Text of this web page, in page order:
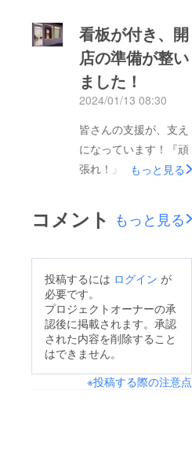
看板が付き、開
店の準備が整い
ました！
2024/01/13 08:30
皆さんの支援が、支え
になっています！『頑
張れ！』『応援して
ながら、何とか、開店
の準備を終えれまし
じることもありました
が、応援や支援がある
から、もう少し頑張
ろ！と、思ました！実
だ、全然ダメだっ
もっと見る
コメント もっと見る
投稿するには ログイン が
必要です。
プロジェクトオーナーの承
認後に掲載されます。承認
された内容を削除すること
はできません。
※投稿する際の注意点